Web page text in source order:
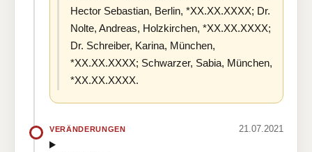
Hector Sebastian, Berlin, *XX.XX.XXXX; Dr.
Nolte, Andreas, Holzkirchen, *XX.XX.XXXX;
Dr. Schreiber, Karina, München,
*XX.XX.XXXX; Schwarzer, Sabia, München,
*XX.XX.XXXX.
VERÄNDERUNGEN 21.07.2021